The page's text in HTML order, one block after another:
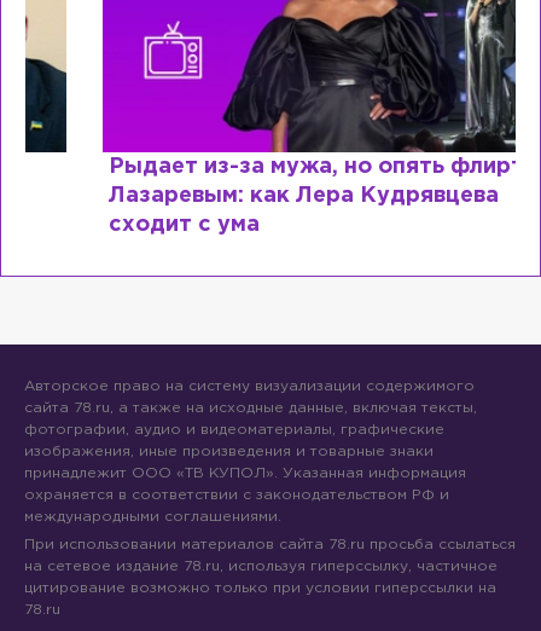
Рыдает из-за мужа, но опять флиртует с
Лазаревым: как Лера Кудрявцева
сходит с ума
Авторское право на систему визуализации содержимого
сайта 78.ru, а также на исходные данные, включая тексты,
фотографии, аудио и видеоматериалы, графические
изображения, иные произведения и товарные знаки
принадлежит ООО «ТВ КУПОЛ». Указанная информация
охраняется в соответствии с законодательством РФ и
международными соглашениями.
При использовании материалов сайта 78.ru просьба ссылаться
на сетевое издание 78.ru, используя гиперссылку, частичное
цитирование возможно только при условии гиперссылки на
78.ru